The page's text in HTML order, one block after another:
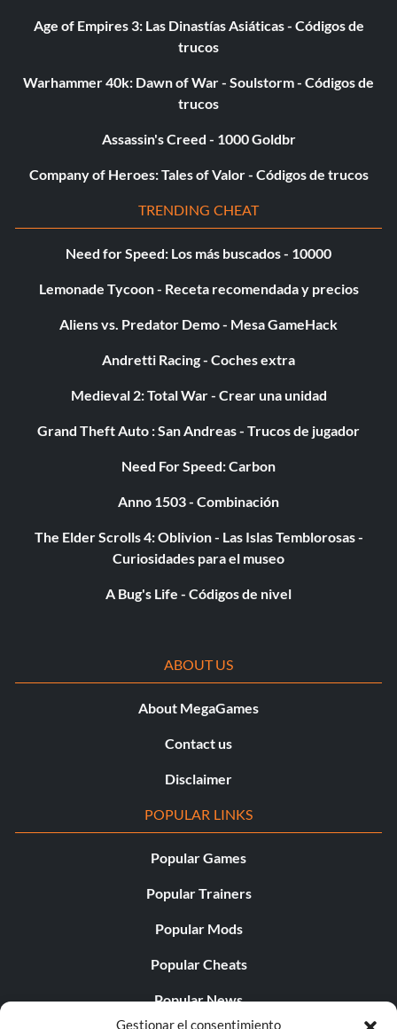
Gestionar el consentimiento
Age of Empires 3: Las Dinastías Asiáticas - Códigos de
trucos
Warhammer 40k: Dawn of War - Soulstorm - Códigos de
trucos
Assassin's Creed - 1000 Goldbr
Company of Heroes: Tales of Valor - Códigos de trucos
TRENDING CHEAT
Need for Speed: Los más buscados - 10000
Lemonade Tycoon - Receta recomendada y precios
Aliens vs. Predator Demo - Mesa GameHack
Andretti Racing - Coches extra
Medieval 2: Total War - Crear una unidad
Grand Theft Auto : San Andreas - Trucos de jugador
Need For Speed: Carbon
Anno 1503 - Combinación
The Elder Scrolls 4: Oblivion - Las Islas Temblorosas -
Curiosidades para el museo
A Bug's Life - Códigos de nivel
ABOUT US
About MegaGames
Contact us
Disclaimer
POPULAR LINKS
Popular Games
Popular Trainers
Popular Mods
Popular Cheats
Popular News